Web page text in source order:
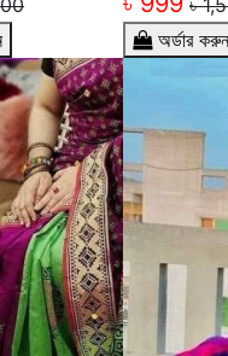
৳
অর্ডার করুন